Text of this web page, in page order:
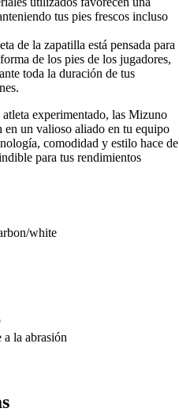
tus pies frescos incluso
de la zapatilla está pensada para
de los pies de los jugadores,
toda la duración de tus
experimentado, las Mizuno
un valioso aliado en tu equipo
comodidad y estilo hace de
para tus rendimientos
white
a la abrasión